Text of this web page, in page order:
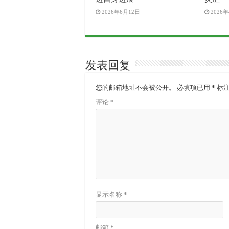
2026年6月12日 2026年
发表回复
您的邮箱地址不会被公开。 必填项已用 * 标注
评论 *
显示名称 *